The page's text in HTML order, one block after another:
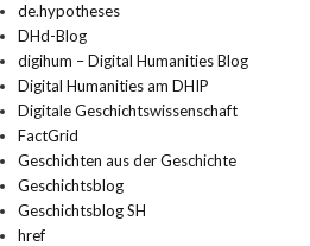
de.hypotheses
DHd-Blog
digihum – Digital Humanities Blog
Digital Humanities am DHIP
Digitale Geschichtswissenschaft
FactGrid
Geschichten aus der Geschichte
Geschichtsblog
Geschichtsblog SH
href